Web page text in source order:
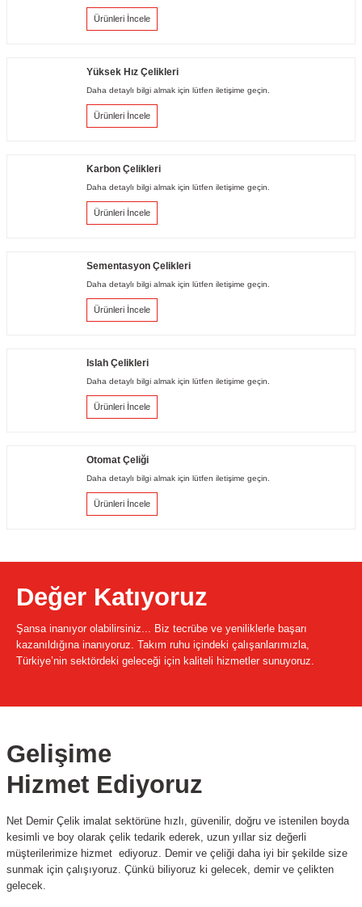
Ürünleri İncele
Yüksek Hız Çelikleri
Daha detaylı bilgi almak için lütfen iletişime geçin.
Ürünleri İncele
Karbon Çelikleri
Daha detaylı bilgi almak için lütfen iletişime geçin.
Ürünleri İncele
Sementasyon Çelikleri
Daha detaylı bilgi almak için lütfen iletişime geçin.
Ürünleri İncele
Islah Çelikleri
Daha detaylı bilgi almak için lütfen iletişime geçin.
Ürünleri İncele
Otomat Çeliği
Daha detaylı bilgi almak için lütfen iletişime geçin.
Ürünleri İncele
Değer Katıyoruz
Şansa inanıyor olabilirsiniz... Biz tecrübe ve yeniliklerle başarı
kazanıldığına inanıyoruz. Takım ruhu içindeki çalışanlarımızla,
Türkiye’nin sektördeki geleceği için kaliteli hizmetler sunuyoruz.
Gelişime
Hizmet Ediyoruz
Net Demir Çelik imalat sektörüne hızlı, güvenilir, doğru ve istenilen boyda
kesimli ve boy olarak çelik tedarik ederek, uzun yıllar siz değerli
müşterilerimize hizmet ediyoruz. Demir ve çeliği daha iyi bir şekilde size
sunmak için çalışıyoruz. Çünkü biliyoruz ki gelecek, demir ve çelikten
gelecek.